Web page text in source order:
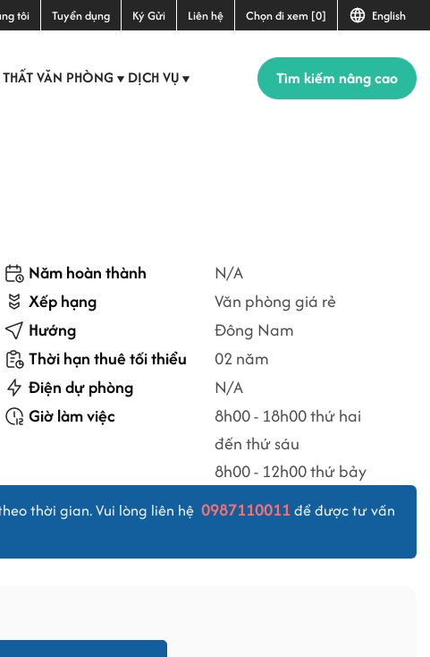
tôi Tuyển dụng Ký Gửi Liên hệ Chọn đi xem [0] English
VĂN PHÒNG ▼ DỊCH VỤ ▼ Tìm kiếm nâng cao
Năm hoàn thành
N/A
Xếp hạng
Văn phòng giá rẻ
Hướng
Đông Nam
Thời hạn thuê tối thiểu
02 năm
Điện dự phòng
N/A
Giờ làm việc
8h00 - 18h00 thứ hai
đến thứ sáu
8h00 - 12h00 thứ bảy
thời gian. Vui lòng liên hệ 0987110011để được tư vấn